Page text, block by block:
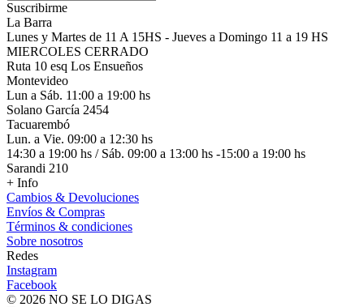
Suscribirme
La Barra
Lunes y Martes de 11 A 15HS - Jueves a Domingo 11 a 19 HS
MIERCOLES CERRADO
Ruta 10 esq Los Ensueños
Montevideo
Lun a Sáb. 11:00 a 19:00 hs
Solano García 2454
Tacuarembó
Lun. a Vie. 09:00 a 12:30 hs
14:30 a 19:00 hs / Sáb. 09:00 a 13:00 hs -15:00 a 19:00 hs
Sarandi 210
+ Info
Cambios & Devoluciones
Envíos & Compras
Términos & condiciones
Sobre nosotros
Redes
Instagram
Facebook
© 2026 NO SE LO DIGAS